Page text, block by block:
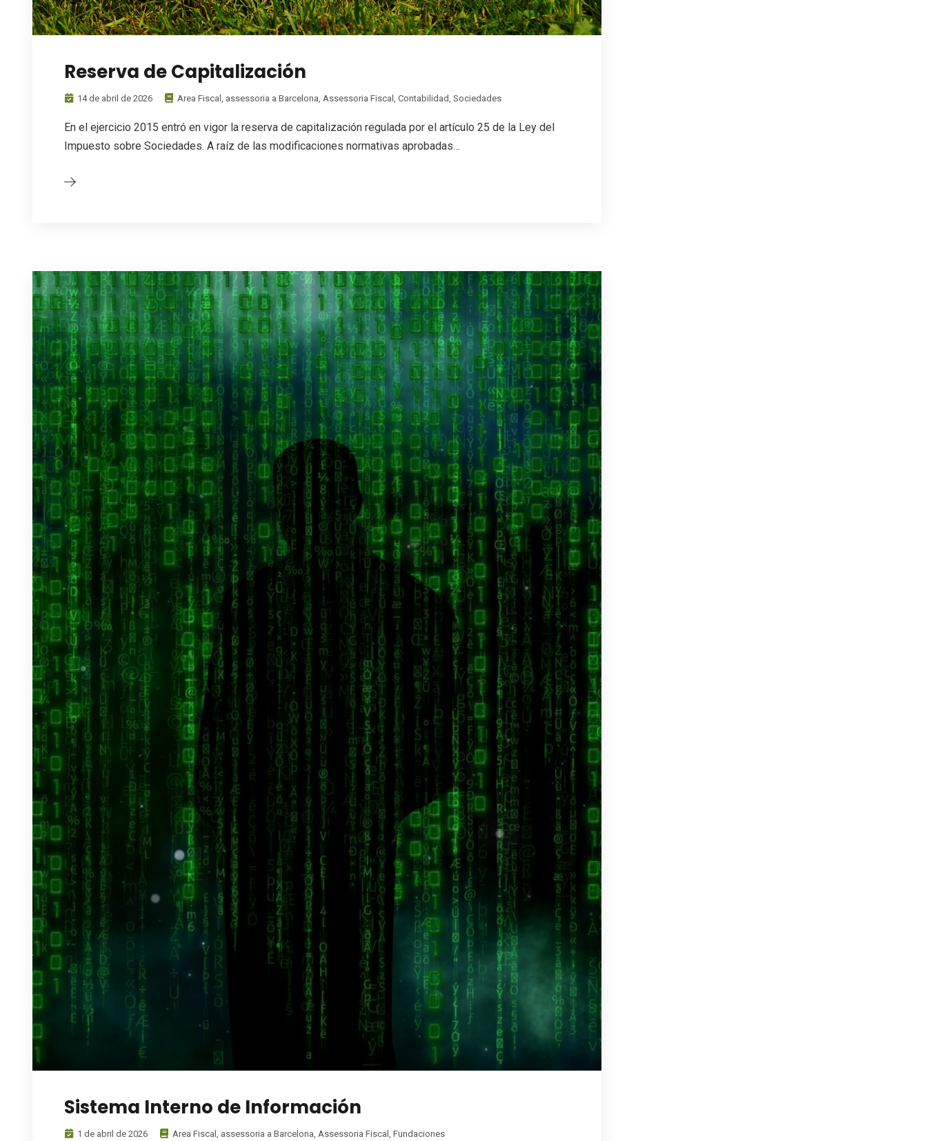
Reserva de Capitalización
14 de abril de 2026 Area Fiscal assessoria a Barcelona Assessoria Fiscal Contabilidad Sociedades
En el ejercicio 2015 entró en vigor la reserva de capitalización regulada por el artículo 25 de la Ley del
Impuesto sobre Sociedades. A raíz de las modificaciones normativas aprobadas…
Sistema Interno de Información
1 de abril de 2026 Area Fiscal assessoria a Barcelona Assessoria Fiscal Fundaciones